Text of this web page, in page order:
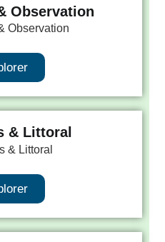
Observation
& Littoral